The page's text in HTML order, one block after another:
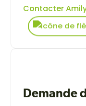
Contacter
Demande